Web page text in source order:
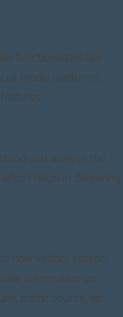
functionalities like
media platforms,
and analyze the
helps in delivering
how visitors interact
information on
traffic source, etc.